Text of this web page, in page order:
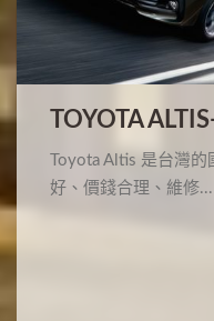
TOYOTA
Toyota Altis 是台灣的
好、價錢合理、維修...